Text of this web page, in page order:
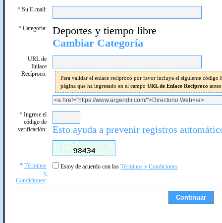
* Su E-mail:
* Categoría:
Deportes y tiempo libre
Cambiar Categoría
URL de
Enlace
Recíproco:
Para validar el enlace recíproco por favor incluya el siguiente código
página que ha ingresado en el campo URL de Enlace Recíproco
* Ingrese el
código de
verificación:
Esto ayuda a prevenir registros
* Términos
y
Condiciones:
Estoy de acuerdo con los Términos y Condiciones